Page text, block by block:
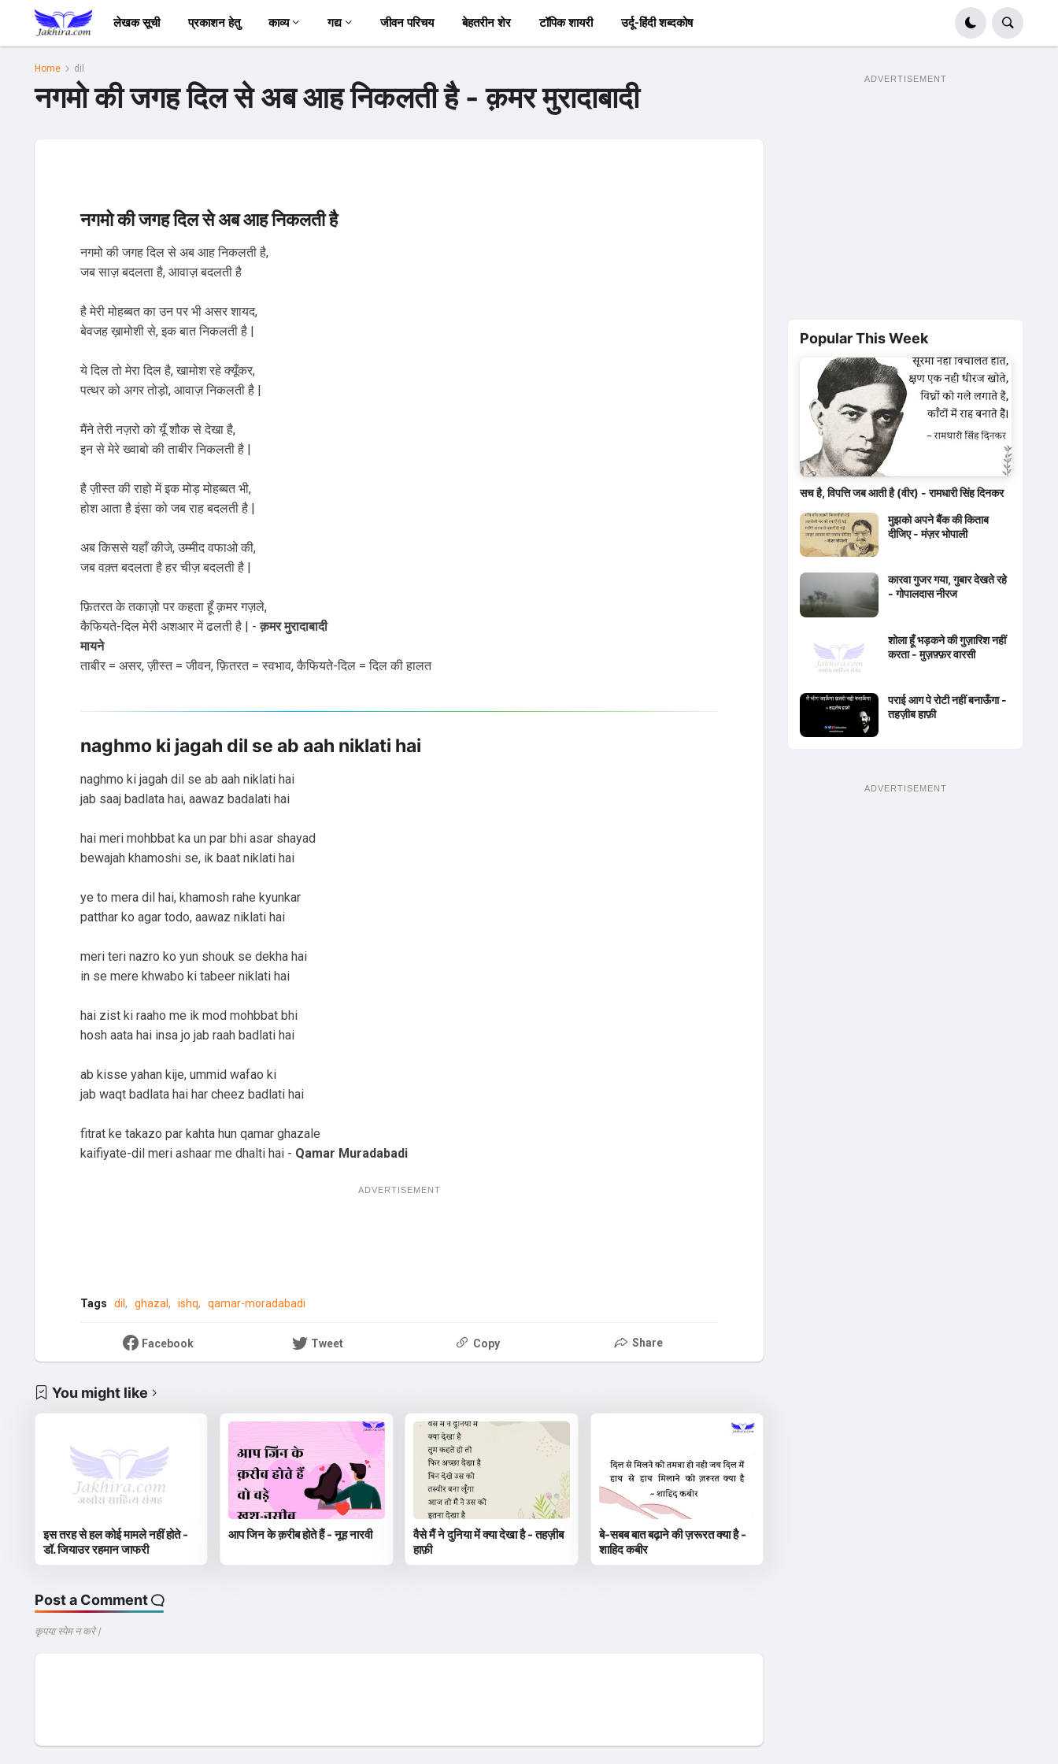
लेखक सूची प्रकाशन हेतु काव्य गद्य जीवन परिचय बेहतरीन शेर टॉपिक शायरी उर्दू-हिंदी शब्दकोष
Home dil
नगमो की जगह दिल से अब आह निकलती है - क़मर मुरादाबादी
नगमो की जगह दिल से अब आह निकलती है
नगमो की जगह दिल से अब आह निकलती है,
जब साज़ बदलता है, आवाज़ बदलती है
है मेरी मोहब्बत का उन पर भी असर शायद,
बेवजह ख़ामोशी से, इक बात निकलती है |
ये दिल तो मेरा दिल है, खामोश रहे क्यूँकर,
पत्थर को अगर तोड़ो, आवाज़ निकलती है |
मैंने तेरी नज़रो को यूँ शौक से देखा है,
इन से मेरे ख्वाबो की ताबीर निकलती है |
है ज़ीस्त की राहो में इक मोड़ मोहब्बत भी,
होश आता है इंसा को जब राह बदलती है |
अब किससे यहाँ कीजे, उम्मीद वफाओ की,
जब वक़्त बदलता है हर चीज़ बदलती है |
फ़ितरत के तकाज़ो पर कहता हूँ क़मर गज़ले,
कैफियते-दिल मेरी अशआर में ढलती है | -क़मर मुरादाबादी
मायने
ताबीर = असर, ज़ीस्त = जीवन, फ़ितरत = स्वभाव, कैफियते-दिल = दिल की हालत
naghmo ki jagah dil se ab aah niklati hai
naghmo ki jagah dil se ab aah niklati hai
jab saaj badlata hai, aawaz badalati hai
hai meri mohbbat ka un par bhi asar shayad
bewajah khamoshi se, ik baat niklati hai
ye to mera dil hai, khamosh rahe kyunkar
patthar ko agar todo, aawaz niklati hai
meri teri nazro ko yun shouk se dekha hai
in se mere khwabo ki tabeer niklati hai
hai zist ki raaho me ik mod mohbbat bhi
hosh aata hai insa jo jab raah badlati hai
ab kisse yahan kije, ummid wafao ki
jab waqt badlata hai har cheez badlati hai
fitrat ke takazo par kahta hun qamar ghazale
kaifiyate-dil meri ashaar me dhalti hai - Qamar Muradabadi
ADVERTISEMENT
Tags dil ghazal ishq qamar-moradabadi
Facebook Tweet Copy Share
You might like
इस तरह से हल कोई मामले नहीं होते -
डॉ. जियाउर रहमान जाफरी
आप जिन के क़रीब होते हैं - नूह नारवी
वैसे मैं ने दुनिया में क्या देखा है - तहज़ीब
हाफ़ी
बे-सबब बात बढ़ाने की ज़रूरत क्या है -
शाहिद कबीर
Post a Comment
कृपया स्पेम न करे |
ADVERTISEMENT
Popular This Week
सच है, विपत्ति जब आती है (वीर) - रामधारी सिंह दिनकर
मुझको अपने बैंक की किताब
दीजिए - मंज़र भोपाली
कारवा गुजर गया, गुबार देखते रहे
- गोपालदास नीरज
शोला हूँ भड़कने की गुज़ारिश नहीं
करता - मुज़फ़्फ़र वारसी
पराई आग पे रोटी नहीं बनाऊँगा -
तहज़ीब हाफ़ी
ADVERTISEMENT